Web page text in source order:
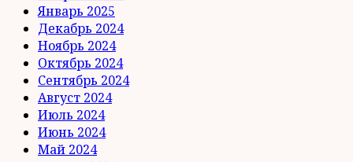
Январь 2025
Декабрь 2024
Ноябрь 2024
Октябрь 2024
Сентябрь 2024
Август 2024
Июль 2024
Июнь 2024
Май 2024